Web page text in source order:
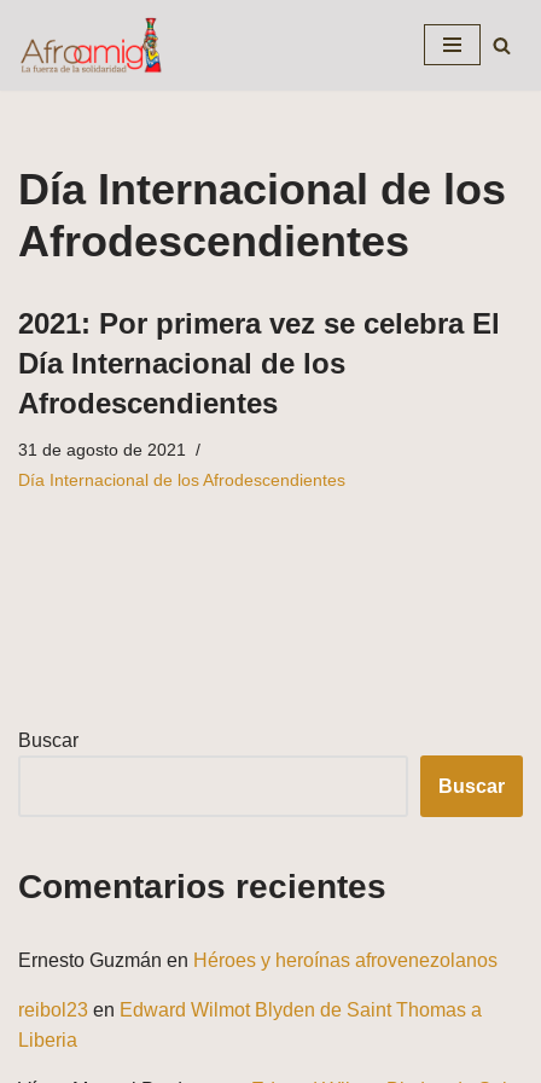
Saltar
Día Internacional de los
Afrodescendientes
2021: Por primera vez se celebra El
Día Internacional de los
Afrodescendientes
31 de agosto de 2021
Día Internacional de los Afrodescendientes
Buscar
Buscar
Comentarios recientes
Ernesto Guzmán en Héroes y heroínas afrovenezolanos
reibol23 en Edward Wilmot Blyden de Saint Thomas a
Liberia